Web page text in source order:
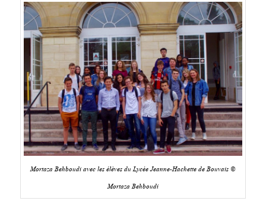
Mortaza Behboudi avec les élèves du Lycée Jeanne-Hachette de Bouvais ©
Mortaza Behboudi